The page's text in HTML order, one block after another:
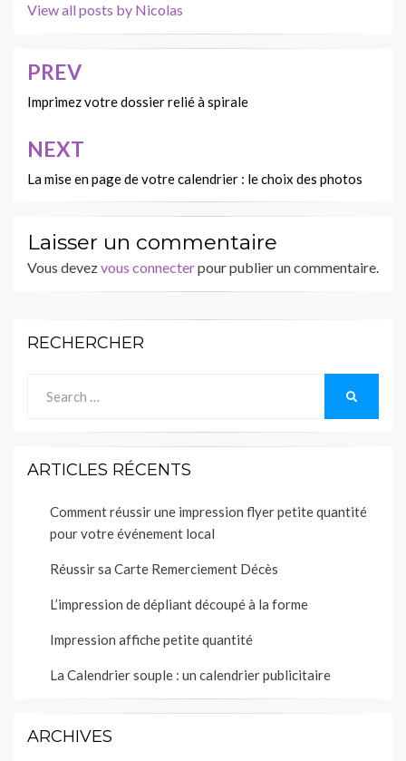
View all posts by Nicolas
Navigation
de
l’article
PREV
Imprimez votre dossier relié à spirale
NEXT
La mise en page de votre calendrier : le choix des photos
Laisser un commentaire
Vous devezvous connecterpour publier un commentaire.
RECHERCHER
for:
ARTICLES RÉCENTS
Comment réussir une impression flyer petite quantité
pour votre événement local
Réussir sa Carte Remerciement Décès
L’impression de dépliant découpé à la forme
Impression affiche petite quantité
La Calendrier souple : un calendrier publicitaire
ARCHIVES